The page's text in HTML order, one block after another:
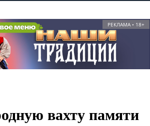
РЕКЛАМА • 18+
вахту памяти